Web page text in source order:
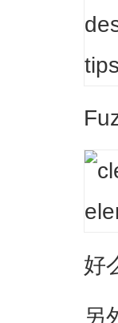
好
另